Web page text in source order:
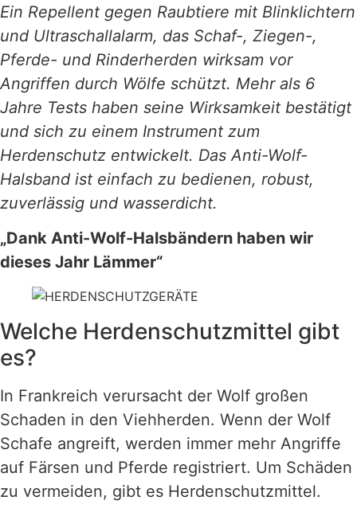
Ein Repellent gegen Raubtiere mit Blinklichtern
und Ultraschallalarm, das Schaf-, Ziegen-,
Pferde- und Rinderherden wirksam vor
Angriffen durch Wölfe schützt. Mehr als 6
Jahre Tests haben seine Wirksamkeit bestätigt
und sich zu einem Instrument zum
Herdenschutz entwickelt. Das Anti-Wolf-
Halsband ist einfach zu bedienen, robust,
zuverlässig und wasserdicht.
„Dank Anti-Wolf-Halsbändern haben wir
dieses Jahr Lämmer“
Welche Herdenschutzmittel gibt
es?
In Frankreich verursacht der Wolf großen
Schaden in den Viehherden. Wenn der Wolf
Schafe angreift, werden immer mehr Angriffe
auf Färsen und Pferde registriert. Um Schäden
zu vermeiden, gibt es Herdenschutzmittel.